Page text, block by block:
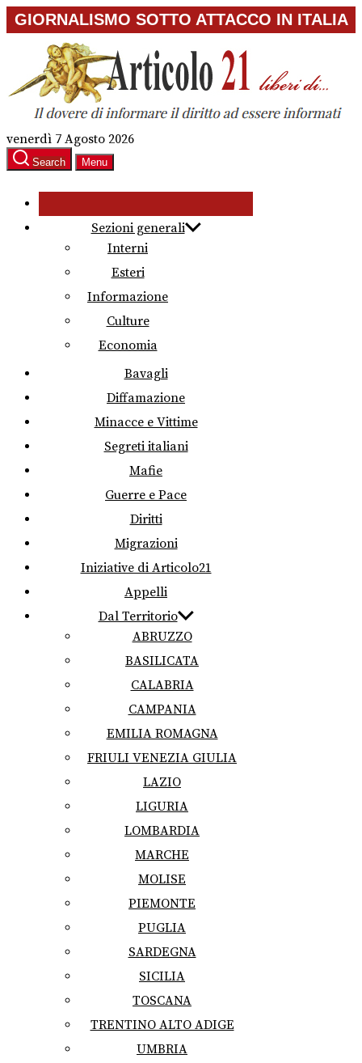
Skip
to
content
GIORNALISMO SOTTO ATTACCO IN ITALIA
venerdì 7 Agosto 2026
Search Menu
Sezioni generali
Interni
Esteri
Informazione
Culture
Economia
Bavagli
Diffamazione
Minacce e Vittime
Segreti italiani
Mafie
Guerre e Pace
Diritti
Migrazioni
Iniziative di Articolo21
Appelli
Dal Territorio
ABRUZZO
BASILICATA
CALABRIA
CAMPANIA
EMILIA ROMAGNA
FRIULI VENEZIA GIULIA
LAZIO
LIGURIA
LOMBARDIA
MARCHE
MOLISE
PIEMONTE
PUGLIA
SARDEGNA
SICILIA
TOSCANA
TRENTINO ALTO ADIGE
UMBRIA